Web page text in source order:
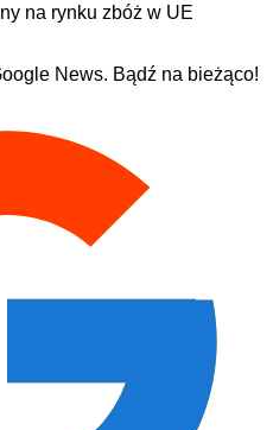
na rynku zbóż w UE
News. Bądź na bieżąco!